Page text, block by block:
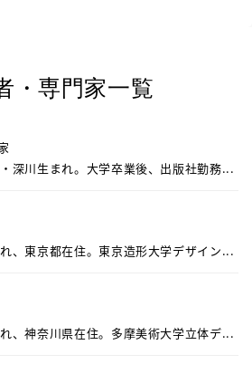
・専門家一覧
深川生まれ。大学卒業後、出版社勤務...
、東京都在住。東京造形大学デザイン...
、神奈川県在住。多摩美術大学立体デ...